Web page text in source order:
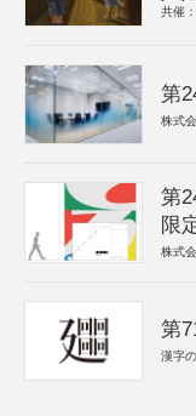
共催
第
株式
第
限
株式
第
漢字